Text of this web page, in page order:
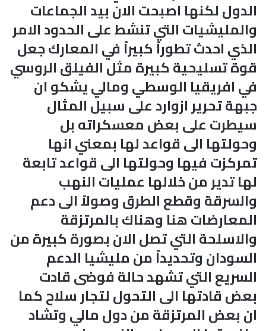
الدول لكنها اصبحت الان بيد الجماعات
والمليشيات التي تنشط على الحدود الامر
الذي احدث تطوراً كبيراً في المعارك جعل
قوة تسليحية كبيرة مثل الفيلق الروسي
في افريقيا الوسطي ومالي يشكو ان
جبهة تحرير ازوارد على سبيل المثال
سيطرت على بعض معسكراته بل
وحولتها الى قواعد لها بمعني انها
تمركزت فيها وحولتها الى قواعد تابعة
لها تدير من خلالها عمليات النهب
والسرقة وقطع الطرق وصولاً الى دعم
المعارضات هنا وهناك بالمرتزقة
والاسلحة التي تصل الان بصورة كبيرة من
السودان وتحديداً من مليشيا الدعم
السريع التي تشهد حالة فوضى قادت
بعض قادتها الى التحول لتجار سلاح كما
ان بعض المرتزقة من دول مالي وتشاد